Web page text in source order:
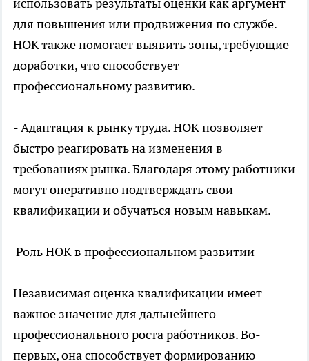
использовать результаты оценки как аргумент
для повышения или продвижения по службе.
НОК также помогает выявить зоны, требующие
доработки, что способствует
профессиональному развитию.
- Адаптация к рынку труда. НОК позволяет
быстро реагировать на изменения в
требованиях рынка. Благодаря этому работники
могут оперативно подтверждать свои
квалификации и обучаться новым навыкам.
Роль НОК в профессиональном развитии
Независимая оценка квалификации имеет
важное значение для дальнейшего
профессионального роста работников. Во-
первых, она способствует формированию